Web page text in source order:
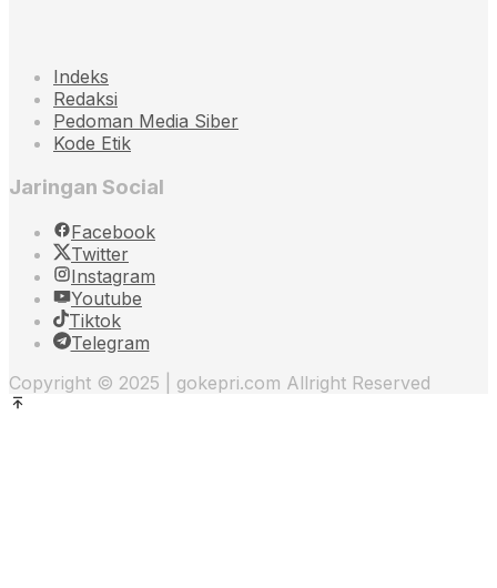
Indeks
Redaksi
Pedoman Media Siber
Kode Etik
Jaringan Social
Facebook
Twitter
Instagram
Youtube
Tiktok
Telegram
Copyright © 2025 | gokepri.com Allright Reserved